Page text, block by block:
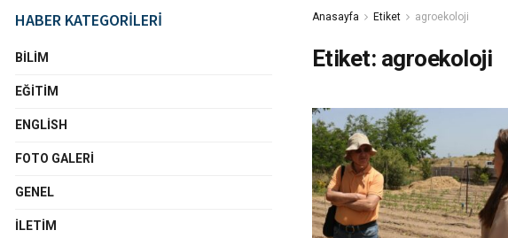
Anasayfa Etiket agroekoloji
Etiket: agroekoloji
HABER KATEGORİLERİ
BILIM
EĞITIM
ENGLISH
FOTO GALERI
GENEL
İLETIM